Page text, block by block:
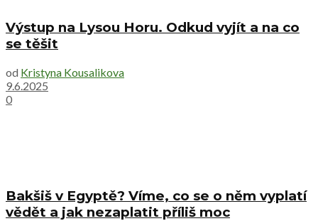
Výstup na Lysou Horu. Odkud vyjít a na co
se těšit
od Kristyna Kousalikova
9.6.2025
0
Bakšiš v Egyptě? Víme, co se o něm vyplatí
vědět a jak nezaplatit příliš moc